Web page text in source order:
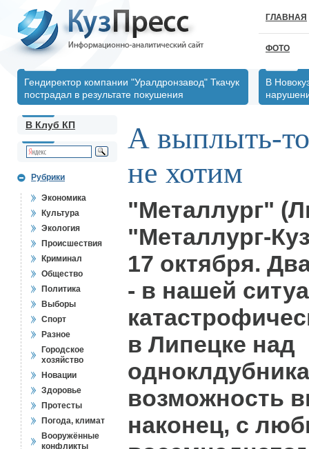
ГЛАВНАЯ
ФОТО
Гендиректор компании "Уралдронзавод" Ткачук
пострадал в результате покушения
В
В Клуб КП
Рубрики
Экономика
Культура
Экология
Происшествия
Криминал
Общество
Политика
Выборы
Спорт
Разное
Городское
хозяйство
Новации
Здоровье
Протесты
Погода, климат
Вооружённые
конфликты
А выплыть-
не хотим
"Металлург"
"Металлург-
17 октября.
- в нашей
в Липецке над
возможность
наконец, с